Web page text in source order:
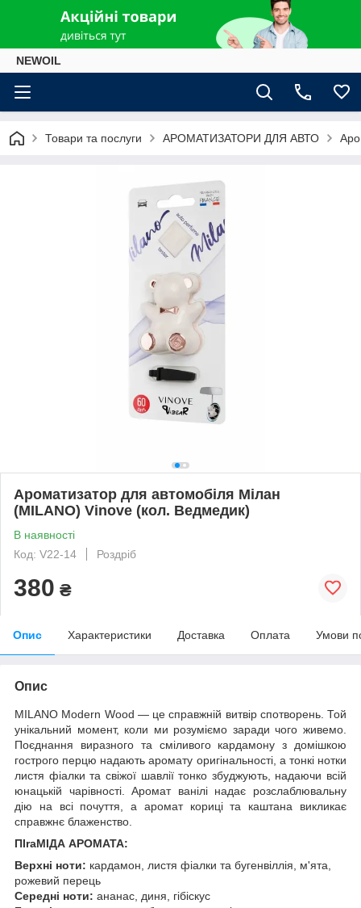
NEWOIL
Товари та послуги АРОМАТИЗАТОРИ ДЛЯ АВТО
Ароматизатор для автомобіля Мілан
(MILANO) Vinove (кол. Ведмедик)
В наявності
Код: V22-14
Роздріб
380 ₴
Опис Характеристики Доставка Оплата Умови
Опис
MILANO Modern Wood — це справжній витвір спотворень. Той
унікальний момент, коли ми розуміємо заради чого живемо.
Поєднання виразного та сміливого кардамону з домішкою
гострого перцю надають аромату оригінальності, а тонкі нотки
листя фіалки та свіжої шавлії тонко збуджують, надаючи всій
юнацькій чарівності. Аромат ванілі надає розслаблювальну
дію на всі почуття, а аромат кориці та каштана викликає
справжнє блаженство.
ПІraМІДА АРОМАТА:
Верхні ноти: кардамон, листя фіалки та бугенвіллія, м'ята,
рожевий перець
Середні ноти: ананас, диня, гібіскус